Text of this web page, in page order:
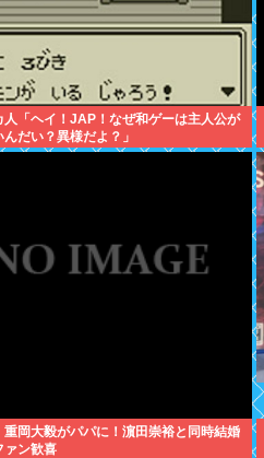
人「ヘイ！JAP！なぜ和ゲーは主人公が
だい？異様だよ？」
重岡大毅がパパに！濵田崇裕と同時結婚
ァン歓喜